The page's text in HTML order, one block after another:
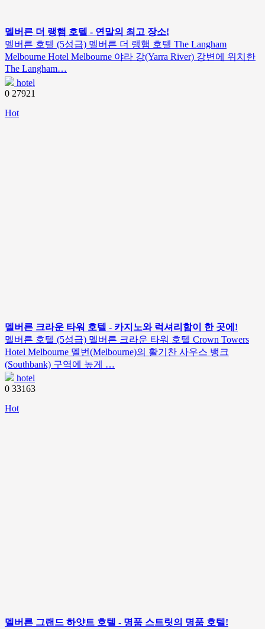
멜버른 더 랭햄 호텔 - 연말의 최고 장소!
멜버른 호텔 (5성급) 멜버른 더 랭햄 호텔 The Langham
Melbourne Hotel Melbourne 야라 강(Yarra River) 강변에 위치한
The Langham…
hotel
0 27921
Hot
멜버른 크라운 타워 호텔 - 카지노와 럭셔리함이 한 곳에!
멜버른 호텔 (5성급) 멜버른 크라운 타워 호텔 Crown Towers
Hotel Melbourne 멜번(Melbourne)의 활기찬 사우스 뱅크
(Southbank) 구역에 높게 …
hotel
0 33163
Hot
멜버른 그랜드 하얏트 호텔 - 명품 스트릿의 명품 호텔!